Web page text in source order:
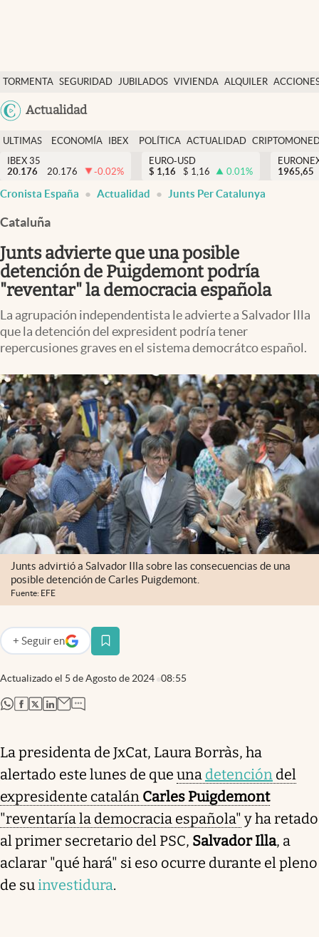
TORMENTA SEGURIDAD JUBILADOS VIVIENDA ALQUILER
USA
Colombia
Actualidad
Economía y finanzas
Política
Actualidad
Criptomonedas
España
ULTIMAS
NOTICIAS
ECONOMÍA
FINANZAS
IBEX
EURO
POLÍTICA ACTUALIDAD
IBEX 35
20.176
20.176 -0.02%
EURO-USD
$ 1,16 $ 1,16 0.01%
1965,65
Cronista España Actualidad Junts Per Catalunya
Cataluña
Junts advierte que una posible
detención de Puigdemont podría
"reventar" la democracia española
La agrupación independentista le advierte a Salvador Illa
que la detención del expresident podría tener
repercusiones graves en el sistema democrátco español.
Junts advirtió a Salvador Illa sobre las consecuencias de una
posible detención de Carles Puigdemont.
Fuente: EFE
Actualizado el 5 de Agosto de 2024 08:55
+ Seguir en
abre en nueva pestaña
abre en nueva pestaña
abre en nueva pestaña
abre en nueva pestaña
abre en nueva pestaña
La presidenta de JxCat, Laura Borràs, ha
alertado este lunes de que una detención del
expresidente catalán Carles Puigdemont
"reventaría la democracia española" y ha retado
al primer secretario del PSC, Salvador Illa, a
aclarar "qué hará" si eso ocurre durante el pleno
de suinvestidura.